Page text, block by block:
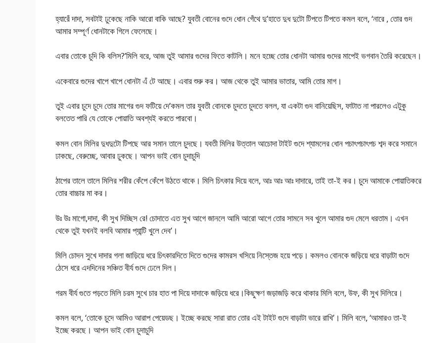
হ্যারেঁ দাদা, সবটাই ঢুকেছে নাকি আরো বাকি আছে? যুবতী বোনের গুদে ধোন গেঁথে দু’হাতে দুধ দুটো টিপতে টিপতে কমল বলে, ‘নারে , তোর গুদ
আমার সম্পূর্ণ ধোনটাকে গিলে ফেলেছে।
এবার তোকে চুদি কি বলিস?’মিলি বরে, আজ তুই আমার গুদের ফিতে কাটলি। মনে হচ্ছে তোর ধোনটা আমার গুদের মাপেই ভগবান তৈরি করেছেন।
একেবারে গুদের খাপে খাপে ধোনটা এঁ টে আছে। এবার শুরু কর। আজ থেকে তুই আমার ভাতার, আমি তোর মাগ।
তুই এবার চুদে চুদে তোর মাগের গুদ ফটিয়ে দে’কমল তার যুবতী বোনকে চুদতে চুদতে বলল, যা একটা গুদ বানিয়েছিস, ফাটাত না পারলেও এটুকু
বলতেত পারি যে তোকে পোয়াতি অবশ্যই করতে পারবো।
কমল বোন মিলির দুধদুটো টিপছে আর সমান তালে চুদছে। যবতী মিলির উত্তাল আচোদা টাইট গুদে শ্যামলের ধোন পচাৎপচাৎপচ শব্দ করে সমানে
ঢাকছে, বেরুচ্ছে, আবার ঢুকছে। আপন ভাই বোন চুদাচুদি
ঠাপের তালে তালে মিলির শরীর কেঁপে কেঁপে উঠতে থাকে। মিলি চিৎকার দিয়ে বলে, আঃ আঃ আঃ দাদারে, তাই তা-ই কর। চুদে আমাকে পোয়াতিকরে
তোর বাচ্চার মা কর।
উঃ উঃ মাগো,দাদা, কী সুখ দিচ্ছিস রে! চোদাতে এত সুখ আগে জানলে আমি আরো আগে তোর সামনে সব খুলে আমার গুদ মেলে ধরতাম। এখন
থেকে তুই যখনই বলবি আমার প্যান্টি খুলে দেব’।
মিলি চোদন সুখে দাদার গলা জাড়িয়ে ধরে চিৎকারদিতে দিতে গুদের কামরস খসিয়ে নিস্তেজ হয়ে পড়ে। কমলও বোনকে জড়িয়ে ধরে বাড়াটা গুদে
ঠেসে ধরে এদদিনের সঞ্চিত বীর্য গুদে ঢেলে দিল।
গরম বীর্য গুতে পড়তে মিলি চরম সুখে চার হাত পা দিয়ে দাদাকে জড়িয়ে ধরে।কিছুক্ষণ জড়াজড়ি করে থাকার মিলি বলে, উফ, কী সুখ দিলিরে।
কমল বলে, ‘তোকে চুদে আমিও আরাপ পেয়েডছ। ইচ্ছে করছে সারা রাত তোর এই টাইট গুদে বাড়াটা ভারে রাখি’। মিলি বলে, ‘আমারও তা-ই
ইচ্ছে করছে। আপন ভাই বোন চুদাচুদি